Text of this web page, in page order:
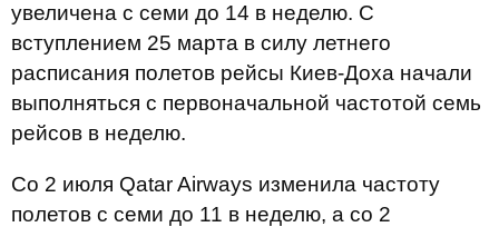
увеличена с семи до 14 в неделю. С
вступлением 25 марта в силу летнего
расписания полетов рейсы Киев-Доха начали
выполняться с первоначальной частотой семь
рейсов в неделю.
Со 2 июля Qatar Airways изменила частоту
полетов с семи до 11 в неделю, а со 2